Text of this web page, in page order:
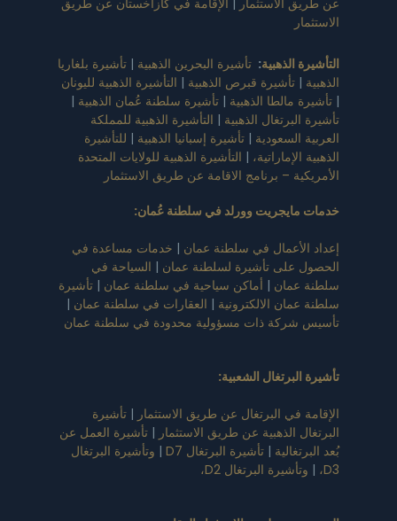
الاستثمار
التأشيرة الذهبية: تأشيرة البحرين الذهبية | تأشيرة بلغاريا
الذهبية | تأشيرة قبرص الذهبية | التأشيرة الذهبية لليونان
| تأشيرة مالطا الذهبية | تأشيرة سلطنة عُمان الذهبية |
تأشيرة البرتغال الذهبية | التأشيرة الذهبية للمملكة
العربية السعودية | تأشيرة إسبانيا الذهبية | للتأشيرة
الذهبية الإماراتية، | التأشيرة الذهبية للولايات المتحدة
الأمريكية – برنامج الاقامة عن طريق الاستثمار
خدمات مايجريت وورلد في سلطنة عُمان:
إعداد الأعمال في سلطنة عمان | خدمات مساعدة في
الحصول على تأشيرة لسلطنة عمان | السياحة في
سلطنة عمان | أماكن سياحية في سلطنة عمان | تأشيرة
سلطنة عمان الالكترونية | العقارات في سلطنة عمان |
تأسيس شركة ذات مسؤولية محدودة في سلطنة عمان
تأشيرة البرتغال الشعبية:
الإقامة في البرتغال عن طريق الاستثمار | تأشيرة
البرتغال الذهبية عن طريق الاستثمار | تأشيرة العمل عن
بُعد البرتغالية | تأشيرة البرتغال D7 | وتأشيرة البرتغال
D3، | وتأشيرة البرتغال D2،